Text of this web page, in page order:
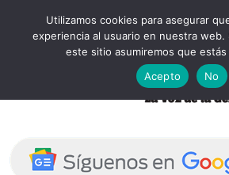
Utilizamos cookies para asegurar
experiencia al usuario en nuestra web.
este sitio asumiremos que
Acepto
No